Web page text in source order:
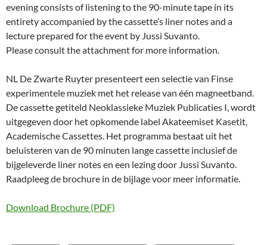
evening consists of listening to the 90-minute tape in its
entirety accompanied by the cassette’s liner notes and a
lecture prepared for the event by Jussi Suvanto.
Please consult the attachment for more information.
NL De Zwarte Ruyter presenteert een selectie van Finse
experimentele muziek met het release van één magneetband.
De cassette getiteld Neoklassieke Muziek Publicaties I, wordt
uitgegeven door het opkomende label Akateemiset Kasetit,
Academische Cassettes. Het programma bestaat uit het
beluisteren van de 90 minuten lange cassette inclusief de
bijgeleverde liner notes en een lezing door Jussi Suvanto.
Raadpleeg de brochure in de bijlage voor meer informatie.
Download Brochure (PDF)